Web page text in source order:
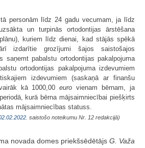
personām līdz 24 gadu vecumam, ja līdz
un turpinās ortodontijas ārstēšana
kuriem līdz dienai, kad stājās spēkā
izdarītie grozījumi šajos saistošajos
saņemt pabalstu ortodontijas pakalpojuma
ortodontijas pakalpojuma izdevumiem
izdevumiem (saskaņā ar finanšu
kā 1000,00euro vienam bērnam, ja
kurā bērna mājsaimniecībai piešķirts
mājsaimniecības statuss.
saistošo noteikumu Nr. 12 redakcijā)
novada domes priekšsēdētājs G. Važa